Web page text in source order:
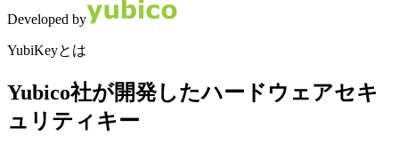
Developed by
YubiKeyとは
Yubico社が開発したハードウェアセキ
ュリティキー